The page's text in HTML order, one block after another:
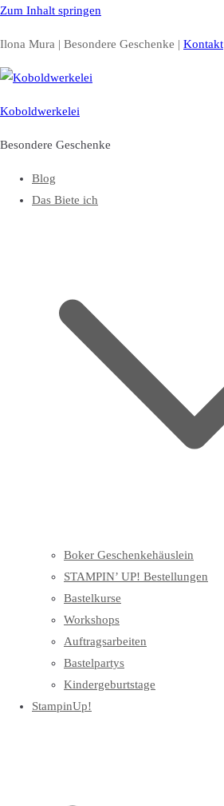
Zum Inhalt springen
Ilona Mura | Besondere Geschenke | Kontakt
Koboldwerkelei
Besondere Geschenke
Blog
Das Biete ich
Boker Geschenkehäuslein
STAMPIN’ UP! Bestellungen
Bastelkurse
Workshops
Auftragsarbeiten
Bastelpartys
Kindergeburtstage
StampinUp!